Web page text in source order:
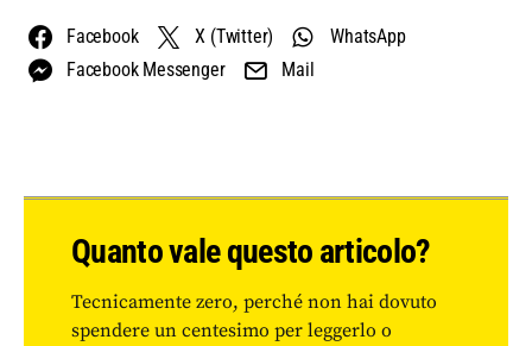
Facebook X (Twitter)
WhatsApp
Facebook Messenger
Mail
Quanto vale questo articolo?
Tecnicamente zero, perché non hai dovuto
spendere un centesimo per leggerlo o